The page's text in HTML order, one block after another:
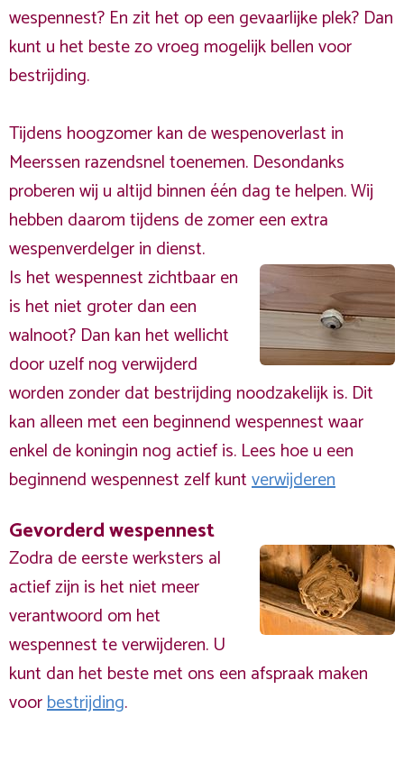
wespennest? En zit het op een gevaarlijke plek? Dan
kunt u het beste zo vroeg mogelijk bellen voor
bestrijding.
Tijdens hoogzomer kan de wespenoverlast in
Meerssen razendsnel toenemen. Desondanks
proberen wij u altijd binnen één dag te helpen. Wij
hebben daarom tijdens de zomer een extra
wespenverdelger in dienst.
Is het wespennest zichtbaar en
is het niet groter dan een
walnoot? Dan kan het wellicht
door uzelf nog verwijderd
worden zonder dat bestrijding noodzakelijk is. Dit
kan alleen met een beginnend wespennest waar
enkel de koningin nog actief is. Lees hoe u een
beginnend wespennest zelf kuntverwijderen
Gevorderd wespennest
Zodra de eerste werksters al
actief zijn is het niet meer
verantwoord om het
wespennest te verwijderen. U
kunt dan het beste met ons een afspraak maken
voorbestrijding.